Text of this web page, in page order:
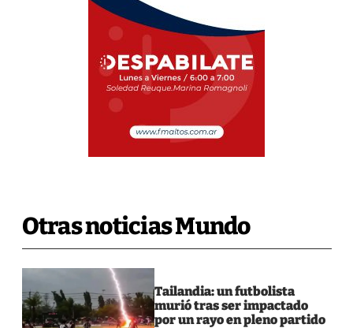
Otras noticias Mundo
Tailandia: un futbolista
murió tras ser impactado
por un rayo en pleno partido